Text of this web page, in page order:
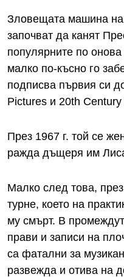
Зловещата машина на
започват да канят
популярните по
малко по-късно го
подписва първия си
Pictures и 20th Century
През 1967 г. той се
ражда дъщеря им
Малко след това,
турне, което на
му смърт. В
прави и записи на
са фатални за
развежда и отива на